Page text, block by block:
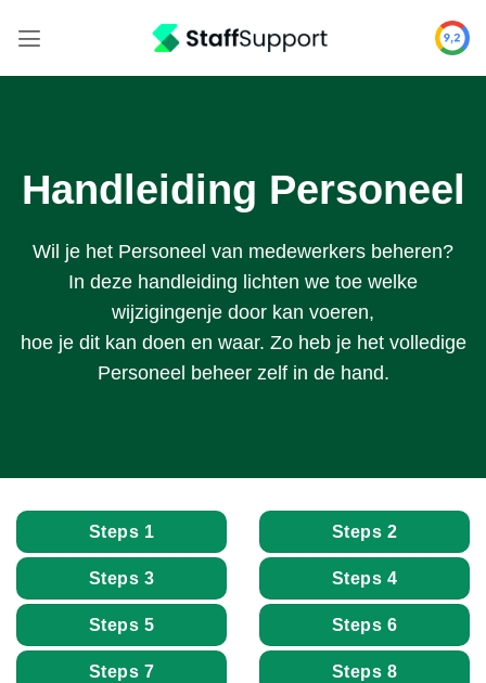
Handleiding Personeel
Wil je het Personeel van medewerkers beheren?
In deze handleiding lichten we toe welke
wijzigingenje door kan voeren,
hoe je dit kan doen en waar. Zo heb je het volledige
Personeel beheer zelf in de hand.
Steps 1
Steps 3
Steps 5
Steps 7
Steps 2
Steps 4
Steps 6
Steps 8